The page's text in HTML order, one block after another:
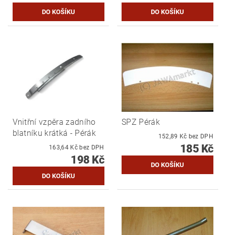
Vnitřní vzpěra zadního
blatníku krátká - Pérák
163,64 Kč bez DPH
198 Kč
SPZ Pérák
152,89 Kč bez DPH
185 Kč